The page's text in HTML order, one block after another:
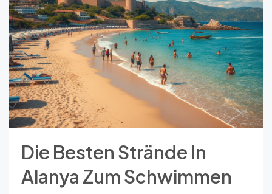
Die Besten Strände In
Alanya Zum Schwimmen